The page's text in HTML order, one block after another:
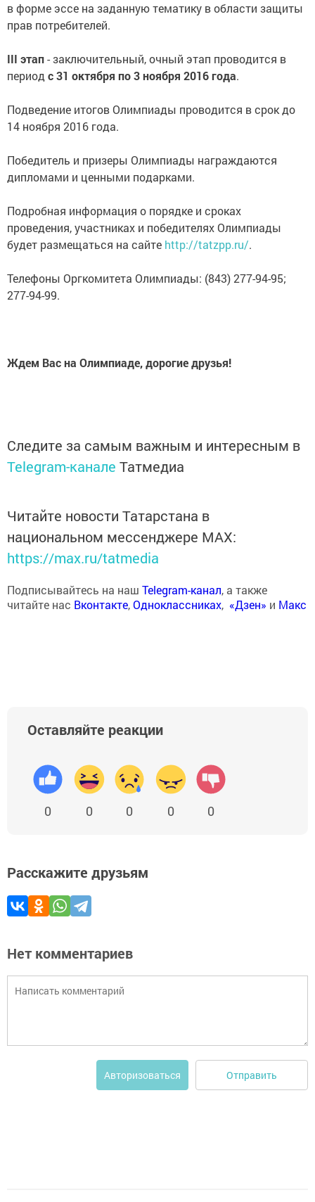
в форме эссе на заданную тематику в области защиты
прав потребителей.
III этап- заключительный, очный этап проводится в
период с 31 октября по 3 ноября 2016 года.
Подведение итогов Олимпиады проводится в срок до
14 ноября 2016 года.
Победитель и призеры Олимпиады награждаются
дипломами и ценными подарками.
Подробная информация о порядке и сроках
проведения, участниках и победителях Олимпиады
будет размещаться на сайте http://tatzpp.ru/.
Телефоны Оргкомитета Олимпиады: (843) 277-94-95;
277-94-99.
Ждем Вас на Олимпиаде, дорогие друзья!
Следите за самым важным и интересным в
Telegram-канале Татмедиа
Читайте новости Татарстана в
национальном мессенджере MАХ:
https://max.ru/tatmedia
Подписывайтесь на наш Telegram-канал, а также
читайте нас Вконтакте,Одноклассниках, «Дзен» и Макс
Оставляйте реакции
0 0 0 0 0
Расскажите друзьям
Нет комментариев
Авторизоваться Отправить